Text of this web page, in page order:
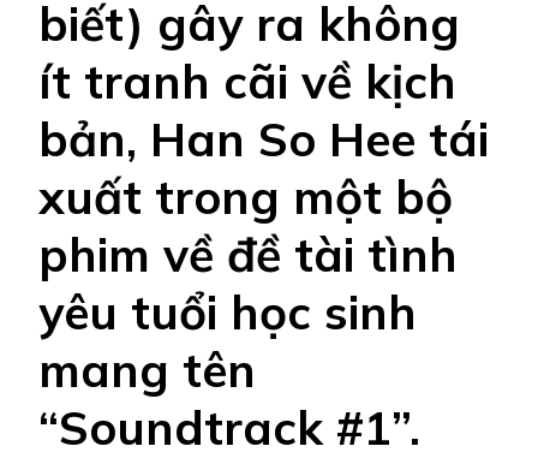
biết) gây ra không
ít tranh cãi về kịch
bản, Han So Hee tái
xuất trong một bộ
phim về đề tài tình
yêu tuổi học sinh
mang tên
“Soundtrack #1”.